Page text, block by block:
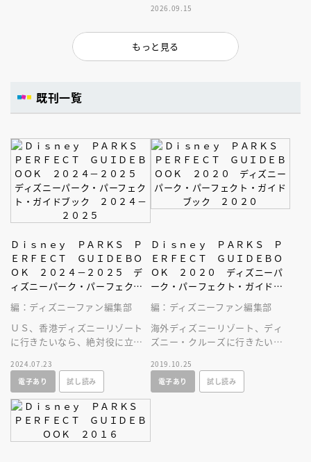
2026.09.15
もっと見る
既刊一覧
Ｄｉｓｎｅｙ ＰＡＲＫＳ Ｐ
ＥＲＦＥＣＴ ＧＵＩＤＥＢＯ
ＯＫ ２０２４－２０２５ デ
ィズニーパーク・パーフェク
ト・ガイドブック ２０２４－
２０２５
編：ディズニーファン編集部
ＵＳ、香港ディズニーリゾート
に行きたいなら、絶対役に立つ
チェック！
2024.07.23
電子あり
試し読み
Ｄｉｓｎｅｙ ＰＡＲＫＳ Ｐ
ＥＲＦＥＣＴ ＧＵＩＤＥＢＯ
ＯＫ ２０２０ ディズニーパ
ーク・パーフェクト・ガイドブ
ック ２０２０
編：ディズニーファン編集部
海外ディズニーリゾート、ディ
ズニー・クルーズに行きたいな
すぐチェック！
2019.10.25
電子あり
試し読み